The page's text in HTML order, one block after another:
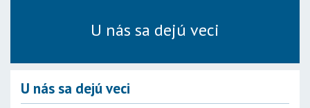
U nás sa dejú veci
U nás sa dejú veci